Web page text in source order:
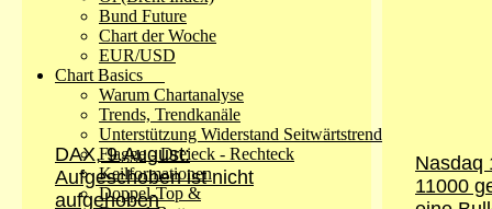
Bund Future
Chart der Woche
EUR/USD
Chart Basics
Warum Chartanalyse
Trends, Trendkanäle
Unterstützung Widerstand Seitwärtstrend
Flagge - Dreieck - Rechteck
Keilformationen
Doppel-Top &
DAX, 9.August:
Aufgeschoben ist nicht
aufgehoben
Nasdaq
11000